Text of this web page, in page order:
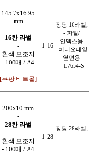
145.7x16.95
mm
-
16칸 라벨
-
흰색 모조지
- 100매 / A4
[쿠팡 비트몰]
1 16
장당 16라벨,
- 파일/
인덱스용
- 비디오테잎
옆면용
= L7654-S
200x10 mm
-
28칸 라벨
-
흰색 모조지
- 100매 / A4
1 28
장당 28라벨,